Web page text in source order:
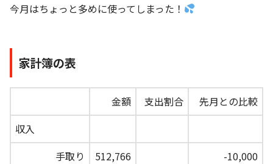
今月はちょっと多めに使ってしまった！
家計簿の表
金額 支出割合
先月との比較
収入
手取り
512,766
-10,000